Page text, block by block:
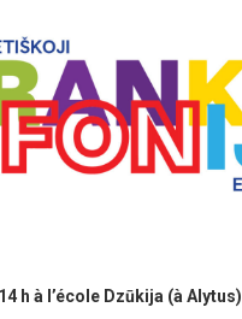
h à l’école Dzūkija (à Alytus)